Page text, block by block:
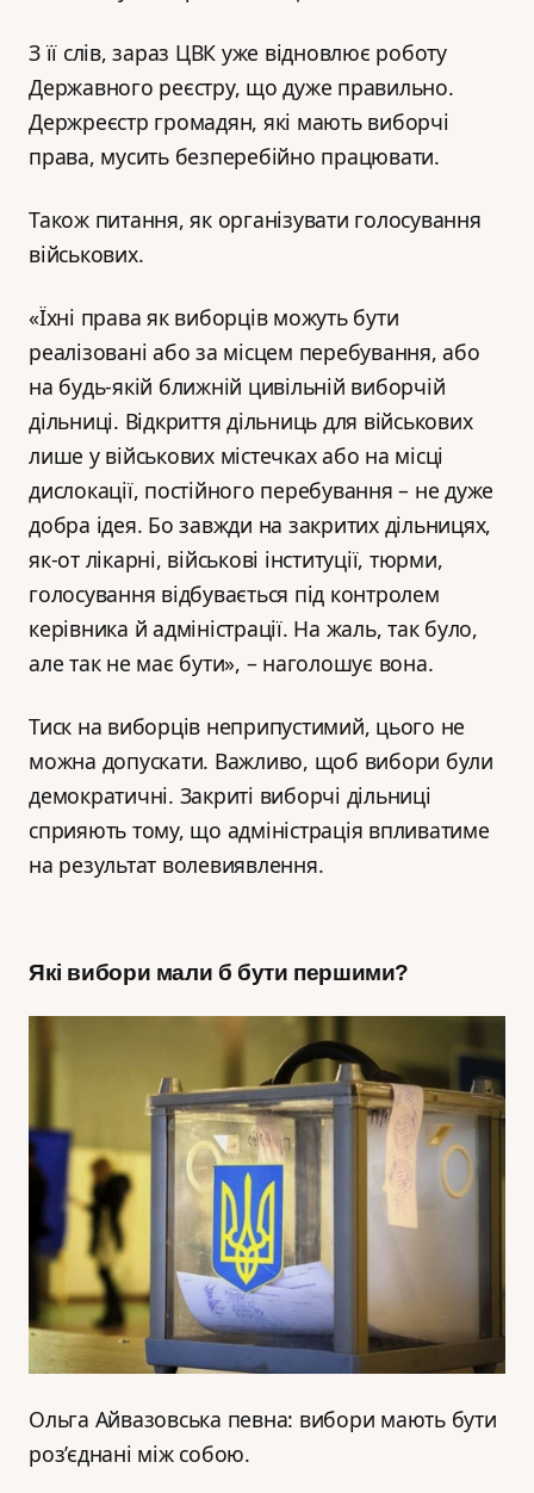
З її слів, зараз ЦВК уже відновлює роботу
Державного реєстру, що дуже правильно.
Держреєстр громадян, які мають виборчі
права, мусить безперебійно працювати.
Також питання, як організувати голосування
військових.
«Їхні права як виборців можуть бути
реалізовані або за місцем перебування, або
на будь-якій ближній цивільній виборчій
дільниці. Відкриття дільниць для військових
лише у військових містечках або на місці
дислокації, постійного перебування – не дуже
добра ідея. Бо завжди на закритих дільницях,
як-от лікарні, військові інституції, тюрми,
голосування відбувається під контролем
керівника й адміністрації. На жаль, так було,
але так не має бути», – наголошує вона.
Тиск на виборців неприпустимий, цього не
можна допускати. Важливо, щоб вибори були
демократичні. Закриті виборчі дільниці
сприяють тому, що адміністрація впливатиме
на результат волевиявлення.
Які вибори мали б бути першими?
Ольга Айвазовська певна: вибори мають бути
роз’єднані між собою.